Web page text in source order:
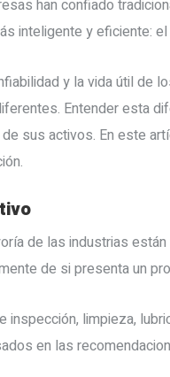
han confiado
inteligente y eficiente:
y la vida útil de
Entender esta
sus activos. En este
de las industrias
de si presenta un
inspección, limpieza,
en las